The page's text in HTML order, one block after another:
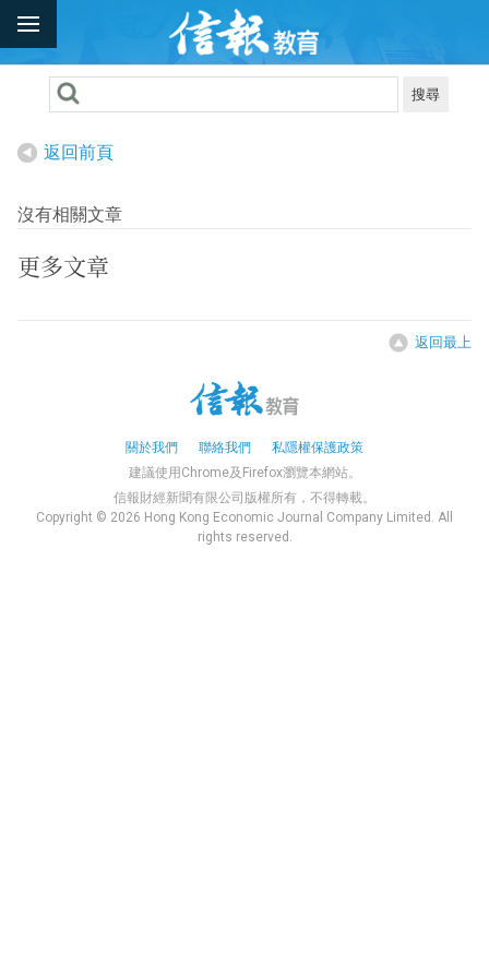
搜尋
返回前頁
沒有相關文章
更多文章
返回最上
關於我們 聯絡我們
私隱權保護政策
建議使用Chrome及Firefox瀏覽本網站。
信報財經新聞有限公司版權所有，不得轉載。
Copyright © 2026 Hong Kong Economic Journal Company Limited. All
rights reserved.